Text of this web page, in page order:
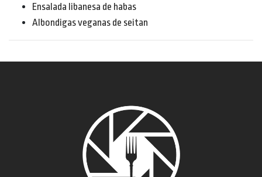
Ensalada libanesa de habas
Albondigas veganas de seitan